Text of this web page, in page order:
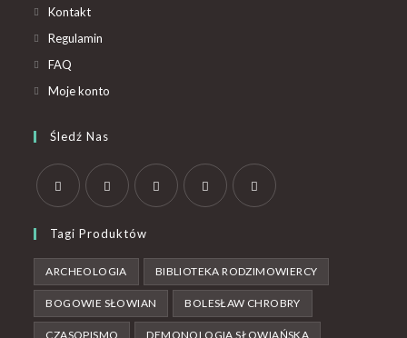
Kontakt
Regulamin
FAQ
Moje konto
Śledź Nas
Tagi Produktów
ARCHEOLOGIA BIBLIOTEKA RODZIMOWIERCY
BOGOWIE SŁOWIAN BOLESŁAW CHROBRY
CZASOPISMO DEMONOLOGIA SŁOWIAŃSKA